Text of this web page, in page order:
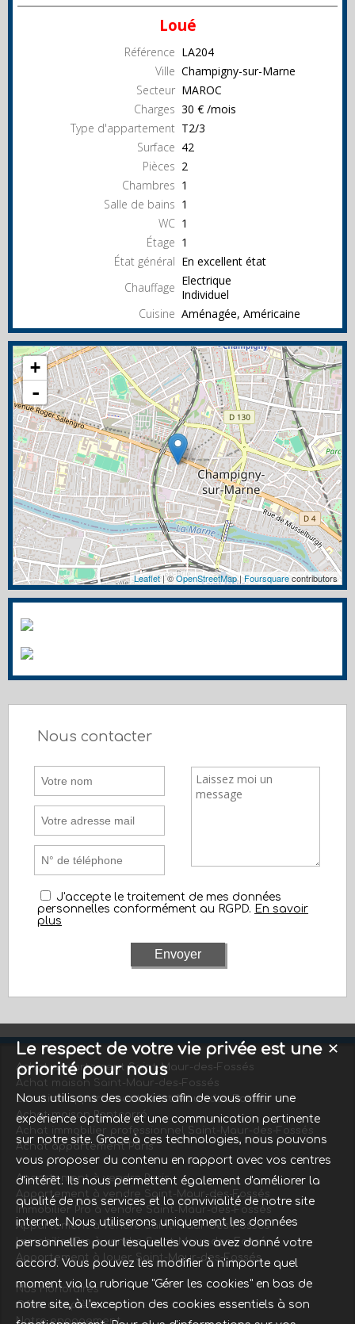
Loué
Référence LA204
Ville Champigny-sur-Marne
Secteur MAROC
Charges 30 € /mois
Type d'appartement T2/3
Surface 42
Pièces 2
Chambres 1
Salle de bains 1
WC 1
Étage 1
État général En excellent état
Chauffage Electrique
Individuel
Cuisine Aménagée, Américaine
+
-
Leaflet| ©OpenStreetMap|Foursquarecontributors
Nous contacter
J'accepte le traitement de mes données
personnelles conformément au RGPD. En savoir
plus
Achat appartement Saint-Maur-des-Fossés
Achat maison Saint-Maur-des-Fossés
Location appartement Saint-Maur-des-Fossés
Achat maison Pontcarré
Achat immobilier professionnel Saint-Maur-des-Fossés
Achat appartement Paris
Appartement à vendre Paris
Appartement à vendre Saint-Maur-des-Fossés
Immobilier Pro à vendre Saint-Maur-des-Fossés
Appartement à vendre Saint-Maur-des-Fossés
Immobilier Pro à vendre Saint-Maur-des-Fossés
Appartement à louer Saint-Maur-des-Fossés
Nos Honoraires
Offre complète
Notre engagement
✕
Le respect de votre vie privée est une
priorité pour nous
Nous utilisons des cookies afin de vous offrir une
expérience optimale et une communication pertinente
sur notre site. Grace à ces technologies, nous pouvons
vous proposer du contenu en rapport avec vos centres
d'intérêt. Ils nous permettent également d'améliorer la
qualité de nos services et la convivialité de notre site
internet. Nous utiliserons uniquement les données
personnelles pour lesquelles vous avez donné votre
accord. Vous pouvez les modifier à n'importe quel
moment via la rubrique "Gérer les cookies" en bas de
notre site, à l'exception des cookies essentiels à son